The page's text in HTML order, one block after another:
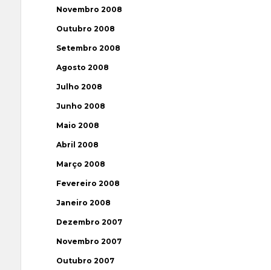
Novembro 2008
Outubro 2008
Setembro 2008
Agosto 2008
Julho 2008
Junho 2008
Maio 2008
Abril 2008
Março 2008
Fevereiro 2008
Janeiro 2008
Dezembro 2007
Novembro 2007
Outubro 2007